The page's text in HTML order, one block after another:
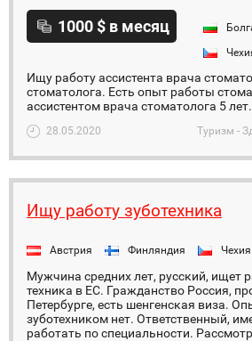
1000 $ в месяц
Ищу работу ассистента врача
стоматолога. Есть опыт работы
ассистентом врача стоматолога 5 лет.
28.05.2020 Туризм -
Ищу работу зуботехника
Австрия Финляндия Чехия
Мужчина средних лет, русский, ищет
техника в ЕС. Гражданство Россия,
Петербурге, есть шенгенская виза.
зуботехником нет. Ответственный,
работать по специальности.